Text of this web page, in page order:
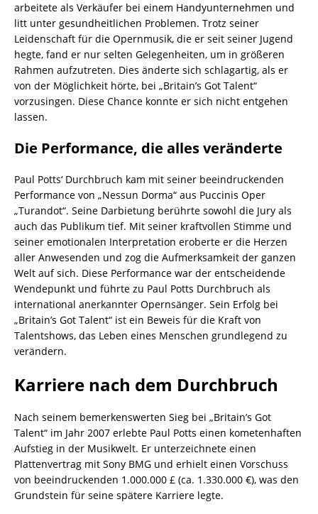
arbeitete als Verkäufer bei einem Handyunternehmen und
litt unter gesundheitlichen Problemen. Trotz seiner
Leidenschaft für die Opernmusik, die er seit seiner Jugend
hegte, fand er nur selten Gelegenheiten, um in größeren
Rahmen aufzutreten. Dies änderte sich schlagartig, als er
von der Möglichkeit hörte, bei „Britain’s Got Talent“
vorzusingen. Diese Chance konnte er sich nicht entgehen
lassen.
Die Performance, die alles veränderte
Paul Potts‘ Durchbruch kam mit seiner beeindruckenden
Performance von „Nessun Dorma“ aus Puccinis Oper
„Turandot“. Seine Darbietung berührte sowohl die Jury als
auch das Publikum tief. Mit seiner kraftvollen Stimme und
seiner emotionalen Interpretation eroberte er die Herzen
aller Anwesenden und zog die Aufmerksamkeit der ganzen
Welt auf sich. Diese Performance war der entscheidende
Wendepunkt und führte zu Paul Potts Durchbruch als
international anerkannter Opernsänger. Sein Erfolg bei
„Britain’s Got Talent“ ist ein Beweis für die Kraft von
Talentshows, das Leben eines Menschen grundlegend zu
verändern.
Karriere nach dem Durchbruch
Nach seinem bemerkenswerten Sieg bei „Britain’s Got
Talent“ im Jahr 2007 erlebte Paul Potts einen kometenhaften
Aufstieg in der Musikwelt. Er unterzeichnete einen
Plattenvertrag mit Sony BMG und erhielt einen Vorschuss
von beeindruckenden 1.000.000 £ (ca. 1.330.000 €), was den
Grundstein für seine spätere Karriere legte.